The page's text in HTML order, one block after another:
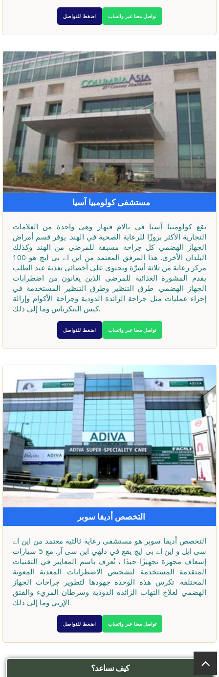
اضغط للتواصل تواصل معنا عبر واتساب
مستشفى كولومبيا آسيا
تقع كولومبيا آسيا في بالام فيهار وهي واحدة من العلامات
التجارية الأكثر بروزًا للرعاية الصحية في الهند. يوفر قسم أمراض
الجهاز الهضمي كل جراحة مسبقة للمرضى من الهند وكذلك
البلدان الأخرى. هذا المرفق المعتمد من این اے بی ایچ هو 100
مركز رعاية من ثلاثة أسرّة ويحتوي على أخصائي تغذية عند الطلب
يقدم المشورة الغذائية للمرضى الذين يعانون من اضطرابات
الجهاز الهضمي. طرق التنظير وطرق التنظير المستخدمة في
إجراء عمليات مثل جراحة الزائدة الدودية وجراحة الأكوام وإزالة
كيس البنكرياس وما إلى ذلك.
اضغط للتواصل تواصل معنا عبر واتساب
التخصص أديفا سوبر
التخصص أديفا سوبر هو مستشفى رعاية ثالثية معتمد من این اے
سی ایل و این اے بی ایچ يقع في دلهي این سی آر. مع 5 سيارات
إسعاف مجهزة تجهيزًا جيدًا ، تُعرف باسم المعايير في التقنيات
المتقدمة المستخدمة لتشخيص الاضطرابات المعدية المعوية
المختلفة. تكرس هذه الوحدة جهودها لتطوير جراحات الجهاز
الهضمي لعلاج التهاب الزائدة الدودية وسرطان المريء والفتق
الإربي وما إلى ذلك.
اضغط للتواصل تواصل معنا عبر واتساب
كيف نساعد؟